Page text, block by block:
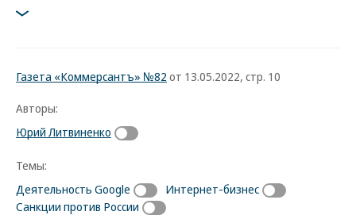
Газета «Коммерсантъ» №82 от 13.05.2022, стр. 10
Авторы:
Юрий Литвиненко
Темы:
Деятельность Google
Интернет-бизнес
Санкции против России